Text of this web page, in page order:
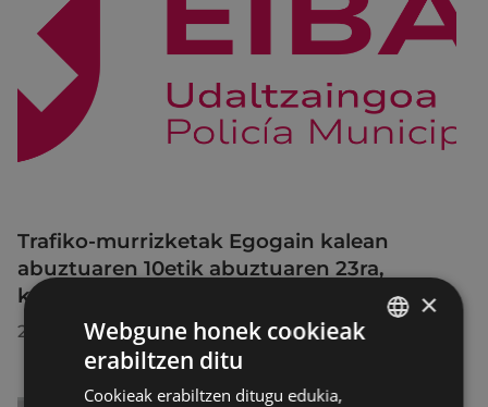
Trafiko-murrizketak Egogain kalean
abuztuaren 10etik abuztuaren 23ra,
konponketa-lanak direla-eta
2026/07/30
×
Webgune honek cookieak
erabiltzen ditu
Cookieak erabiltzen ditugu edukia,